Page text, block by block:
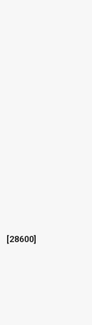
[28600]